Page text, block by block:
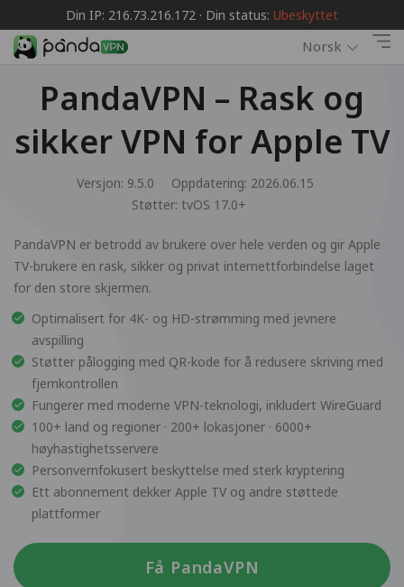
Din IP: 216.73.216.172 · Din status: Ubeskyttet
Norsk
PandaVPN – Rask og
sikker VPN for Apple TV
Versjon: 9.5.0
Oppdatering: 2026.06.15
Støtter: tvOS 17.0+
PandaVPN er betrodd av brukere over hele verden og gir Apple
TV-brukere en rask, sikker og privat internettforbindelse laget
for den store skjermen.
Optimalisert for 4K- og HD-strømming med jevnere
avspilling
Støtter pålogging med QR-kode for å redusere skriving med
fjernkontrollen
Fungerer med moderne VPN-teknologi, inkludert WireGuard
100+ land og regioner · 200+ lokasjoner · 6000+
høyhastighetsservere
Personvernfokusert beskyttelse med sterk kryptering
Ett abonnement dekker Apple TV og andre støttede
plattformer
Få PandaVPN